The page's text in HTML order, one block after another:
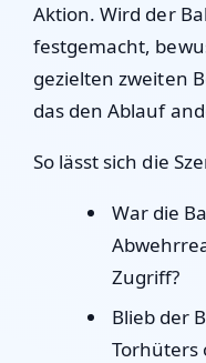
Aktion. Wird der
festgemacht,
gezielten zweiten
das den Ablauf
So lässt sich die
War die
Zugriff?
Blieb der
Torhüters